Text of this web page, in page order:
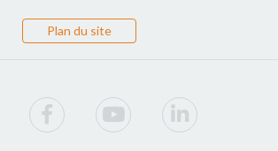
Plan du site